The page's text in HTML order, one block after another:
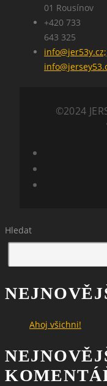
01 Rousínov
+420 733
643 325
info@jer53y.cz;
©2024
Hledat
Ahoj všichni!